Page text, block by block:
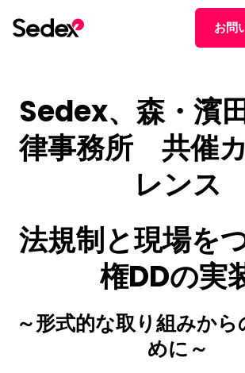
お問
Sedex、森・濱
律事務所 共催
レンス
法規制と現場を
権DDの実
～形式的な取り組みか
めに～